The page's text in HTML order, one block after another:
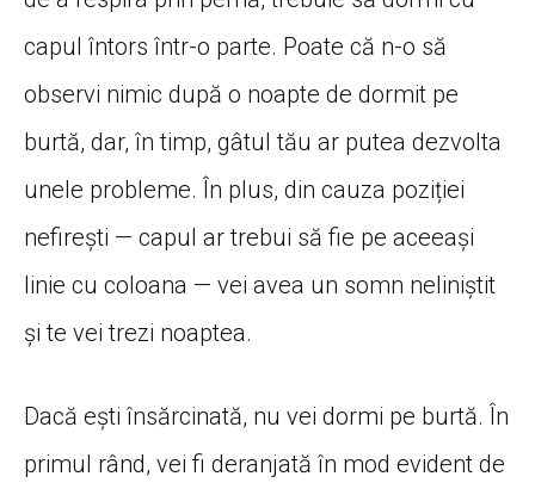
capul întors într-o parte. Poate că n-o să
observi nimic după o noapte de dormit pe
burtă, dar, în timp, gâtul tău ar putea dezvolta
unele probleme. În plus, din cauza poziției
nefirești — capul ar trebui să fie pe aceeași
linie cu coloana — vei avea un somn neliniștit
și te vei trezi noaptea.
Dacă ești însărcinată, nu vei dormi pe burtă. În
primul rând, vei fi deranjată în mod evident de